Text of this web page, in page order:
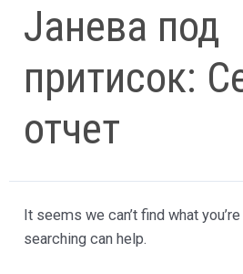
Јанева под
притисок:
отчет
It seems we can’t find what
searching can help.